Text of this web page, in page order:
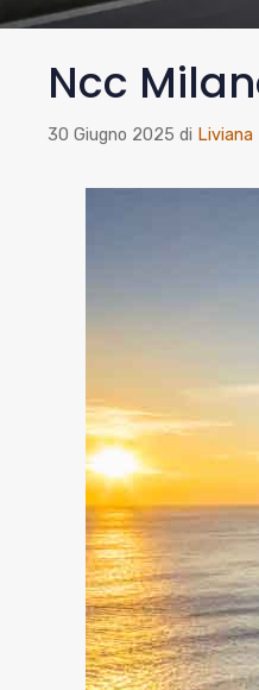
Ncc
30 Giugno 2025 di Liviana